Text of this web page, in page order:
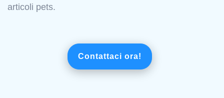
articoli pets.
Contattaci ora!